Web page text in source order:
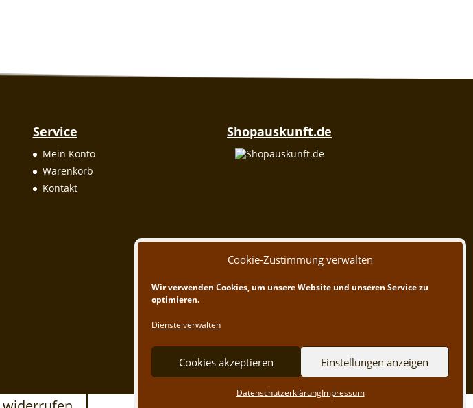
Cookie-Zustimmung verwalten
Wir verwenden Cookies, um unsere Website und unseren Service zu
optimieren.
Dienste verwalten
Cookies akzeptieren Einstellungen anzeigen
DatenschutzerklärungImpressum
Service
Mein Konto
Warenkorb
Kontakt
Shopauskunft.de